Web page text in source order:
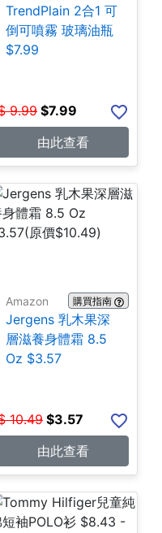
TrendPlain 2合1 可
倒可噴霧 玻璃油瓶
$7.99
9.99 $7.99
由此查看
Amazon 購買指南
Jergens 乳木果深
層滋養身體霜 8.5
Oz $3.57
10.49 $3.57
由此查看